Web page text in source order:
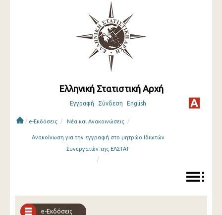
Ελληνική Στατιστική Αρχή
Εγγραφή Σύνδεση English
/ e-Εκδόσεις / Νέα και Ανακοινώσεις /
Ανακοίνωση για την εγγραφή στο μητρώο Ιδιωτών
Συνεργατών της ΕΛΣΤΑΤ
/
e-Εκδόσεις